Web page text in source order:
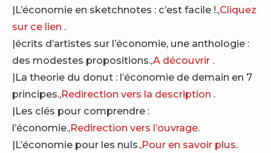
|L’économie en sketchnotes : c’est facile !.,Cliquez
sur ce lien .
|écrits d’artistes sur l’économie, une anthologie :
des modestes propositions.,A découvrir .
|La theorie du donut : l’économie de demain en 7
principes.,Redirection vers la description .
|Les clés pour comprendre :
l’économie.,Redirection vers l’ouvrage.
|L’économie pour les nuls.,Pour en savoir plus.